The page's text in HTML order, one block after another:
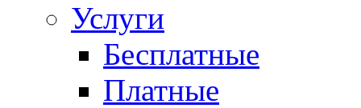
Услуги
Бесплатные
Платные